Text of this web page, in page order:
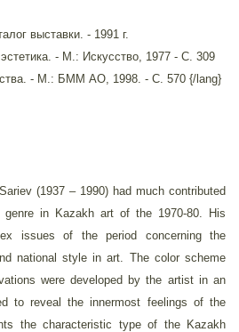
выставки. - 1991 г.
- М.: Искусство, 1977 - С. 309
- М.: БММ АО, 1998. - С. 570 {/lang}
(1937 – 1990) had much contributed
in Kazakh art of the 1970-80. His
issues of the period concerning the
national style in art. The color scheme
were developed by the artist in an
to reveal the innermost feelings of the
the characteristic type of the Kazakh